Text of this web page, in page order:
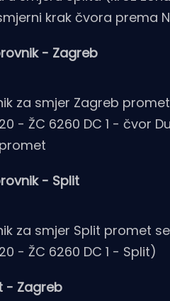
krak čvora prema
- Zagreb
za smjer Zagreb
- ŽC 6260 DC 1 - čvor
- Split
za smjer Split promet
- ŽC 6260 DC 1 - Split)
- Zagreb